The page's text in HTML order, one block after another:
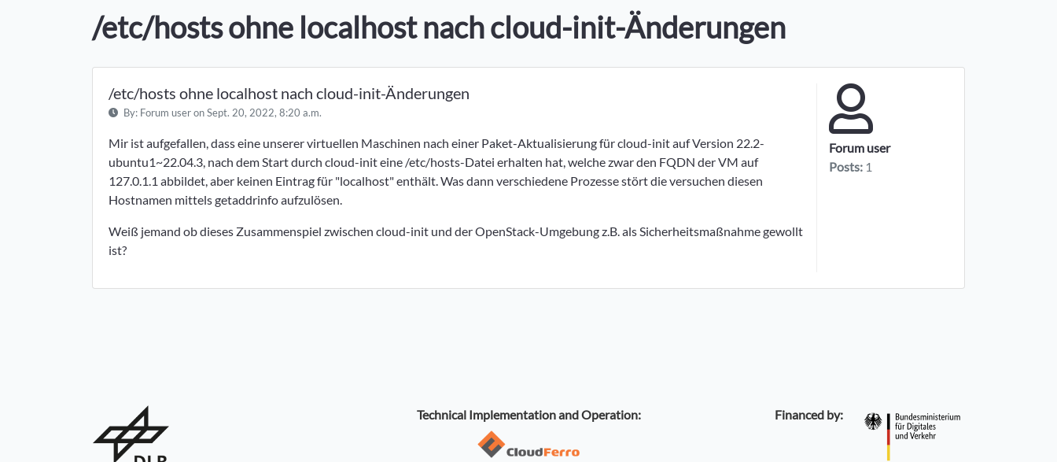
/etc/hosts ohne localhost nach cloud-init-Änderungen
/etc/hosts ohne localhost nach cloud-init-Änderungen
By: Forum useron Sept. 20, 2022, 8:20 a.m.
Mir ist aufgefallen, dass eine unserer virtuellen Maschinen nach einer Paket-Aktualisierung für cloud-init auf Version 22.2-
ubuntu1~22.04.3, nach dem Start durch cloud-init eine /etc/hosts-Datei erhalten hat, welche zwar den FQDN der VM auf
127.0.1.1 abbildet, aber keinen Eintrag für "localhost" enthält. Was dann verschiedene Prozesse stört die versuchen diesen
Hostnamen mittels getaddrinfo aufzulösen.
Weiß jemand ob dieses Zusammenspiel zwischen cloud-init und der OpenStack-Umgebung z.B. als Sicherheitsmaßnahme gewollt
ist?
Forum user
Posts:1
Technical Implementation and Operation: Financed by: